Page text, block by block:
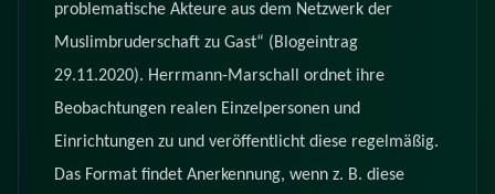
problematische Akteure aus dem Netzwerk der
Muslimbruderschaft zu Gast“ (Blogeintrag
29.11.2020). Herrmann-Marschall ordnet ihre
Beobachtungen realen Einzelpersonen und
Einrichtungen zu und veröffentlicht diese regelmäßig.
Das Format findet Anerkennung, wenn z. B. diese